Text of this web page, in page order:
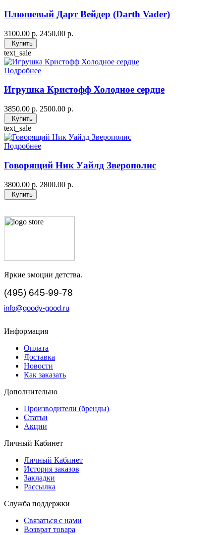
Плюшевый Дарт Вейдер (Darth Vader)
3100.00 р. 2450.00 р.
Купить
text_sale
Подробнее
Игрушка Кристофф Холодное сердце
3850.00 р. 2500.00 р.
Купить
text_sale
Подробнее
Говорящий Ник Уайлд Зверополис
3800.00 р. 2800.00 р.
Купить
Яркие эмоции детства.
(495) 645-99-78
info@goody-good.ru
Информация
Оплата
Доставка
Новости
Как заказать
Дополнительно
Производители (бренды)
Статьи
Акции
Личный Кабинет
Личный Кабинет
История заказов
Закладки
Рассылка
Служба поддержки
Связаться с нами
Возврат товара